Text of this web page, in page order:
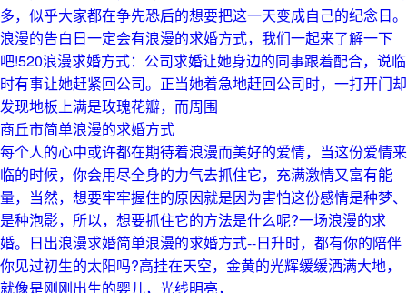
多，似乎大家都在争先恐后的想要把这一天变成自己的纪念日。
浪漫的告白日一定会有浪漫的求婚方式，我们一起来了解一下
吧!520浪漫求婚方式：公司求婚让她身边的同事跟着配合，说临
时有事让她赶紧回公司。正当她着急地赶回公司时，一打开门却
发现地板上满是玫瑰花瓣，而周围
商丘市简单浪漫的求婚方式
每个人的心中或许都在期待着浪漫而美好的爱情，当这份爱情来
临的时候，你会用尽全身的力气去抓住它，充满激情又富有能
量，当然，想要牢牢握住的原因就是因为害怕这份感情是种梦、
是种泡影，所以，想要抓住它的方法是什么呢?一场浪漫的求
婚。日出浪漫求婚简单浪漫的求婚方式--日升时，都有你的陪伴
你见过初生的太阳吗?高挂在天空，金黄的光辉缓缓洒满大地，
就像是刚刚出生的婴儿，光线明亮，